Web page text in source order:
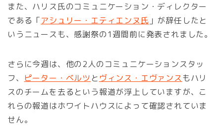
また、ハリス氏のコミュニケーション・ディレクター
である「アシュリー・エティエンヌ氏 」が辞任したと
いうニュースも、感謝祭の1週間前に発表されました。
さらに今週は、他の2人のコミュニケーションスタッ
フ、
ピーター・ベルツ とヴィンス・エヴァンスもハリ
スのチームを去るという報道が浮上していますが、こ
れらの報道はホワイトハウスによって確認されていま
せん。